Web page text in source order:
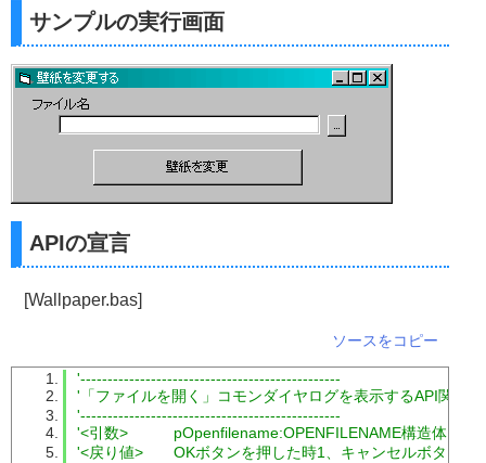
サンプルの実行画面
APIの宣言
[Wallpaper.bas]
ソースをコピー
'------------------------------------------------
'「ファイルを開く」コモンダイヤログを表示するAPI関数
'------------------------------------------------
'<引数>　　　pOpenfilename:OPENFILENAME構造体
'<戻り値>　　OKボタンを押した時1、キャンセルボタンを